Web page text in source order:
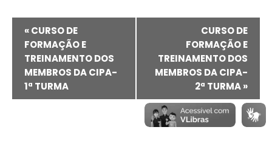
Evento
Navegação
«CURSO DE
FORMAÇÃO E
TREINAMENTO DOS
MEMBROS DA CIPA-
1ª TURMA
CURSO DE
FORMAÇÃO E
TREINAMENTO DOS
MEMBROS DA CIPA-
2ª TURMA»